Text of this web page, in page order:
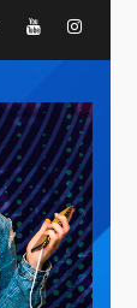
Youtube